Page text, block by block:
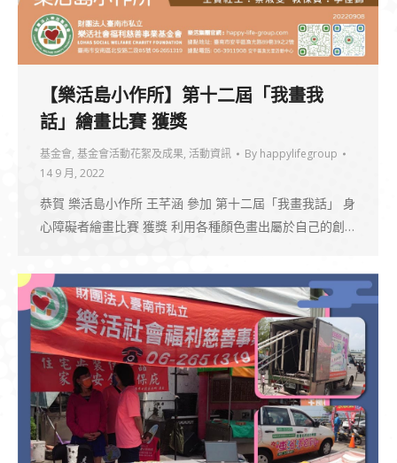
【樂活島小作所】第十二屆「我畫我
話」繪畫比賽 獲獎
基金會, 基金會活動花絮及成果, 活動資訊 By happylifegroup
14 9 月, 2022
恭賀 樂活島小作所 王芊涵 參加 第十二屆「我畫我話」 身
心障礙者繪畫比賽 獲獎 利用各種顏色畫出屬於自己的創…